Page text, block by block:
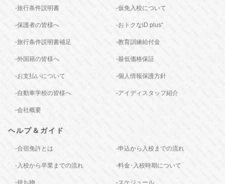
-旅行条件説明書 -仮免入校について
-保護者の皆様へ -おトクなiD plus⁺
-旅行条件説明書補足 -教育訓練給付金
-外国籍の皆様へ -最低価格保証
-お支払いについて -個人情報保護方針
-自動車学校の皆様へ -アイディスタッフ紹介
-会社概要
ヘルプ＆ガイド
-合宿免許とは -申込から入校までの流れ
-入校から卒業までの流れ -料金･入校時期について
-持ち物 -スケジュール